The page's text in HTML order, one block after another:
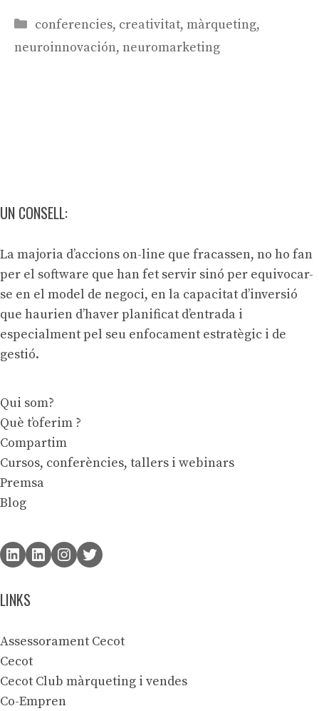
Categories
conferencies, creativitat, màrqueting,
neuroinnovación, neuromarketing
UN CONSELL:
La majoria d’accions on-line que fracassen, no ho fan
per el software que han fet servir sinó per equivocar-
se en el model de negoci, en la capacitat d’inversió
que haurien d’haver planificat d’entrada i
especialment pel seu enfocament estratègic i de
gestió.
Qui som?
Què t’oferim ?
Compartim
Cursos, conferències, tallers i webinars
Premsa
Blog
LINKS
Assessorament Cecot
Cecot
Cecot Club màrqueting i vendes
Co-Empren